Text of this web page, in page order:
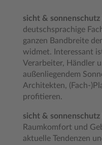
sicht & sonnenschutz
deutschsprachige
ganzen Bandbreite
widmet. Interessant
Verarbeiter, Händler
außenliegendem
Architekten, (Fach-
profitieren.
sicht & sonnenschutz
Raumkomfort und
aktuelle Tendenzen